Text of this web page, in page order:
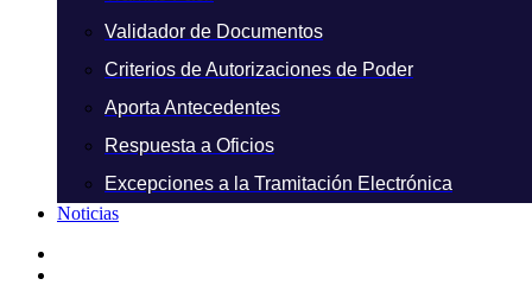
Validador de Documentos
Criterios de Autorizaciones de Poder
Aporta Antecedentes
Respuesta a Oficios
Excepciones a la Tramitación Electrónica
Noticias